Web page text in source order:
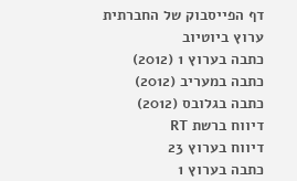
דף הפייסבוק של החברתית
ערוץ ביוטיוב
כתבה בערוץ 1 (2012)
כתבה במעריב (2012)
כתבה בגלובס (2012)
דיווח ברשת RT
דיווח בערוץ 23
כתבה בערוץ 1